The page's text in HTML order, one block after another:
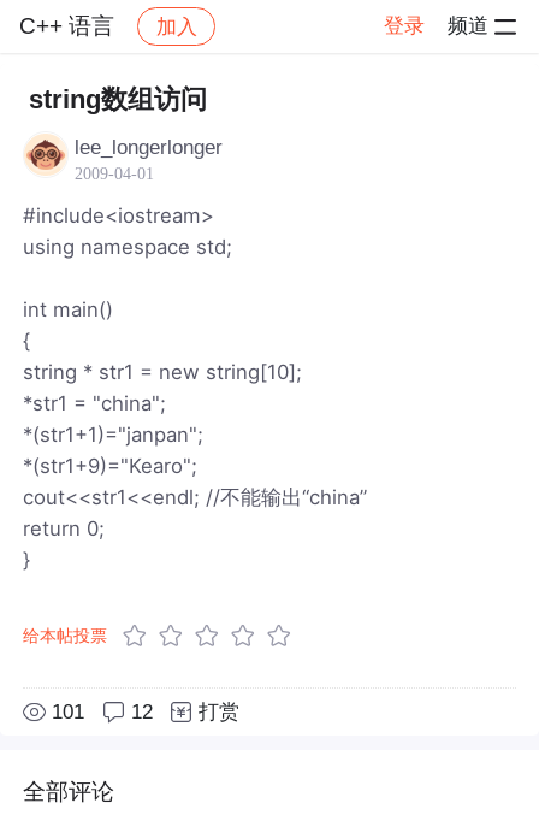
C++ 语言 加入 登录 频道
社区 C++ 语言
string数组访问
lee_longerlonger
2009-04-01
#include<iostream>
using namespace std;
int main()
{
string * str1 = new string[10];
*str1 = "china";
*(str1+1)="janpan";
*(str1+9)="Kearo";
cout<<str1<<endl; //不能输出“china”
return 0;
}
给本帖投票
101 12 打赏
全部评论